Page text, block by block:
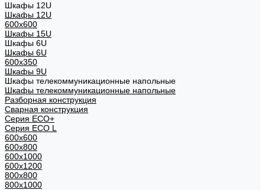
Шкафы 12U
Шкафы 12U
600x600
Шкафы 15U
Шкафы 6U
Шкафы 6U
600x350
Шкафы 9U
Шкафы телекоммуникационные напольные
Шкафы телекоммуникационные напольные
Разборная конструкция
Сварная конструкция
Серия ECO+
Серия ECO L
600x600
600x800
600х1000
600х1200
800x800
800х1000